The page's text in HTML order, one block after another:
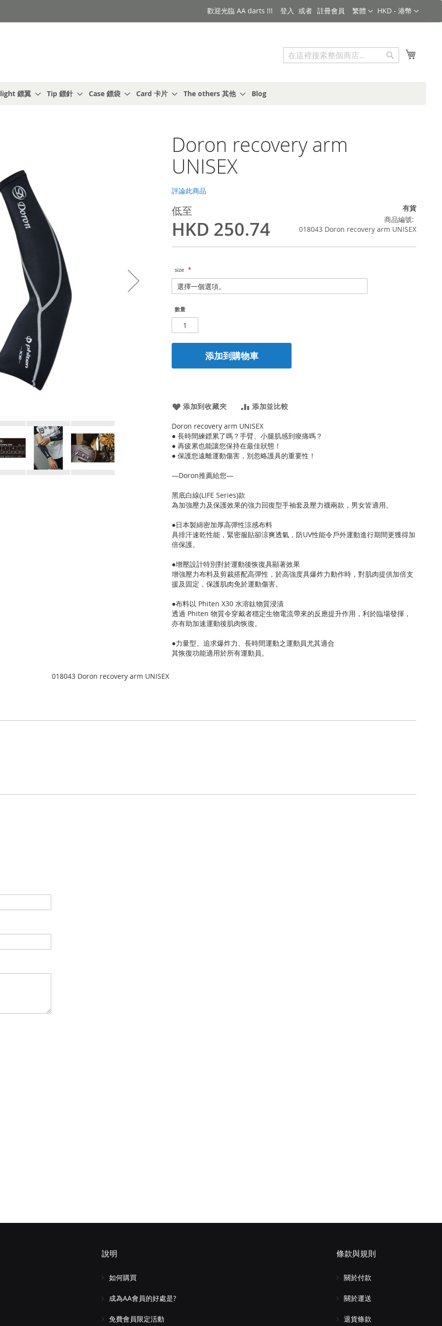
金額
HKD - 港幣
語言
繁體
歡迎光臨 AA darts !!! 登入 註冊會員
搜索
鏢翼 Tip 鏢針 Case 鏢袋 Card 卡片 The others 其他 Blog
Doron recovery arm
UNISEX
評論此商品
低至
HKD 250.74
有貨
商品編號
018043 Doron recovery arm UNISEX
size
數量
添加到購物車
添加到收藏夾 添加並比較
Doron recovery arm UNISEX
● 長時間練鏢累了嗎？手臂、小腿肌感到痠痛嗎？
● 再疲累也能讓您保持在最佳狀態！
● 保護您遠離運動傷害，別忽略護具的重要性！
—Doron推薦給您—
黑底白線(LIFE Series)款
為加強壓力及保護效果的強力回復型手袖套及壓力襪兩款，男女皆適用。
●日本製綿密加厚高彈性涼感布料
具排汗速乾性能，緊密服貼卻涼爽透氣，防UV性能令戶外運動進行期間更獲得加
倍保護。
●增壓設計特別對於運動後恢復具顯著效果
增強壓力布料及剪裁搭配高彈性，於高強度具爆炸力動作時，對肌肉提供加倍支
援及固定，保護肌肉免於運動傷害。
●布料以 Phiten X30 水溶鈦物質浸漬
透過 Phiten 物質令穿戴者穩定生物電流帶來的反應提升作用，利於臨場發揮，
亦有助加速運動後肌肉恢復。
●力量型、追求爆炸力、長時間運動之運動員尤其適合
其恢復功能適用於所有運動員。
018043 Doron recovery arm UNISEX
說明
如何購買
成為AA會員的好處是?
免費會員限定活動
條款與規則
關於付款
關於運送
退貨條款